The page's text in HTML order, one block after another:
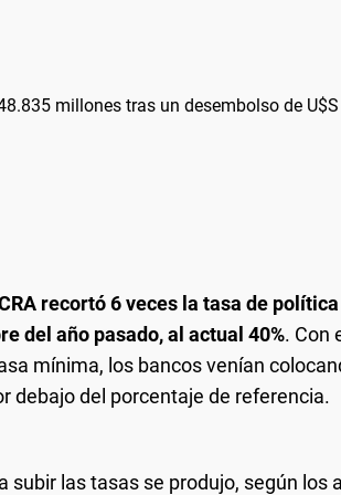
millones tras un desembolso de U$S
recortó 6 veces la tasa de
del año pasado, al actual 40%. Con
mínima, los bancos venían
debajo del porcentaje de referencia.
subir las tasas se produjo, según los